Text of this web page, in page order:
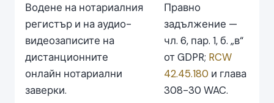
Водене на нотариалния
регистър и на аудио-
видеозаписите на
дистанционните
онлайн нотариални
заверки.
Правно
задължение —
чл. 6, пар. 1, б. „в“
от GDPR; RCW
42.45.180 и глава
308-30 WAC.